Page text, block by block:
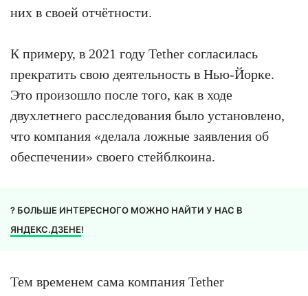
них в своей отчётности.
К примеру, в 2021 году Tether согласилась
прекратить свою деятельность в Нью-Йорке.
Это произошло после того, как в ходе
двухлетнего расследования было установлено,
что компания «делала ложные заявления об
обеспечении» своего стейблкоина.
? БОЛЬШЕ ИНТЕРЕСНОГО МОЖНО НАЙТИ У НАС В
ЯНДЕКС.ДЗЕНЕ!
Тем временем сама компания Tether